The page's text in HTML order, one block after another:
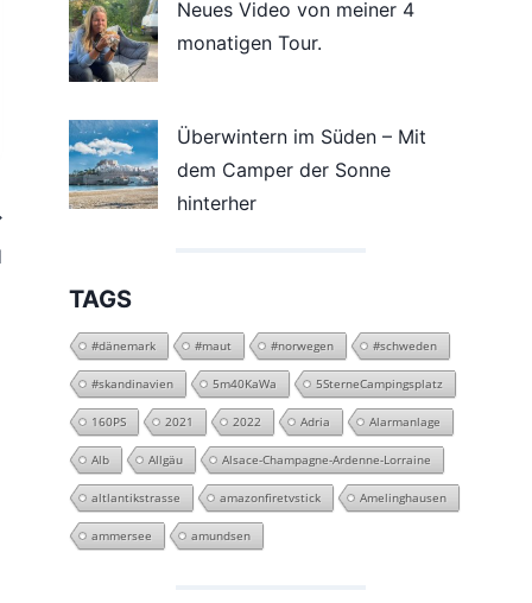
Neues Video von meiner 4
monatigen Tour.
Überwintern im Süden – Mit
dem Camper der Sonne
hinterher
TAGS
#dänemark #maut #norwegen #schweden
#skandinavien 5m40KaWa 5SterneCampingsplatz
160PS 2021 2022 Adria Alarmanlage
Alb Allgäu Alsace-Champagne-Ardenne-Lorraine
altlantikstrasse amazonfiretvstick Amelinghausen
ammersee amundsen